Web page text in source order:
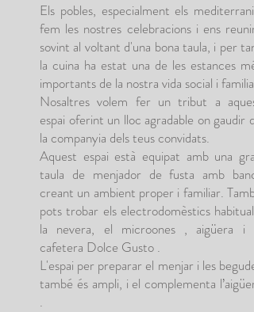
Els pobles, especialment els mediterranis,
fem les nostres celebracions i ens reunim
sovint al voltant d'una bona taula, i per tant
la cuina ha estat una de les estances més
importants de la nostra vida social i familiar.
Nosaltres volem fer un tribut a aquest
espai oferint un lloc agradable on gaudir de
la companyia dels teus convidats.
Aquest espai està equipat amb una gran
taula de menjador de fusta amb bancs
creant un ambient proper i familiar. També
pots trobar els electrodomèstics habituals:
la nevera, el microones , aigüera i la
cafetera Dolce Gusto .
L'espai per preparar el menjar i les begudes
també és ampli, i el complementa l’aigüera
.